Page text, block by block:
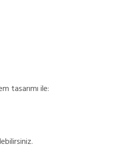
tasarımı ile: